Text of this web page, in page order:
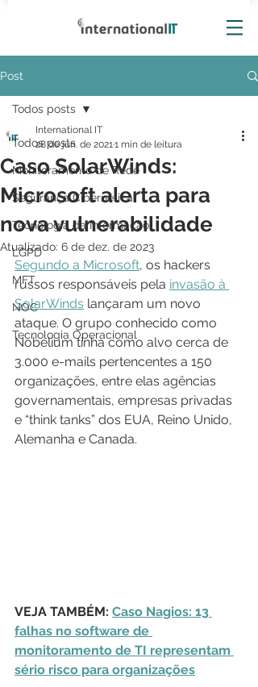
Post
Todos posts
Monitoramento de Rede
Segurança Cibernética
Tecnologia da Informação
LGPD
MFT
NOC
Tecnologia Operacional
Todos posts
Caso SolarWinds:
Microsoft alerta para
nova vulnerabilidade
International IT
28 de jun. de 20211 min de leitura
Atualizado: 6 de dez. de 2023
Segundo a Microsoft, os hackers
russos responsáveis pela invasão à
SolarWinds lançaram um novo
ataque. O grupo conhecido como
Nobelium tinha como alvo cerca de
3.000 e-mails pertencentes a 150
organizações, entre elas agências
governamentais, empresas privadas
e “think tanks” dos EUA, Reino Unido,
Alemanha e Canada.
VEJA TAMBÉM: Caso Nagios: 13
falhas no software de
monitoramento de TI representam
sério risco para organizações